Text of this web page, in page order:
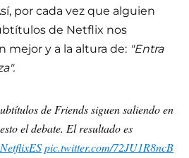
por cada vez que alguien
de Netflix nos
mejor y a la altura de: "Entra
de Friends siguen saliendo en
el debate. El resultado es
pic.twitter.com/72JU1R8ncB